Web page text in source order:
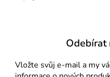
Vložte svůj e-mail a my